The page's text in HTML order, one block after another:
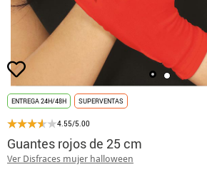
ENTREGA 24H/48H SUPERVENTAS
4.55/5.00
Guantes rojos de 25 cm
Ver Disfraces mujer halloween